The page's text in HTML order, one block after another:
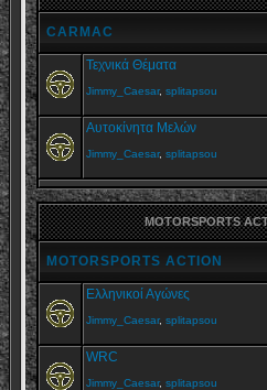
CARMAC
Τεχνικά Θέματα
Jimmy_Caesar, splitapsou
Αυτοκίνητα Μελών
Jimmy_Caesar, splitapsou
MOTORSPORTS
MOTORSPORTS ACTION
Ελληνικοί Αγώνες
Jimmy_Caesar, splitapsou
WRC
Jimmy_Caesar, splitapsou